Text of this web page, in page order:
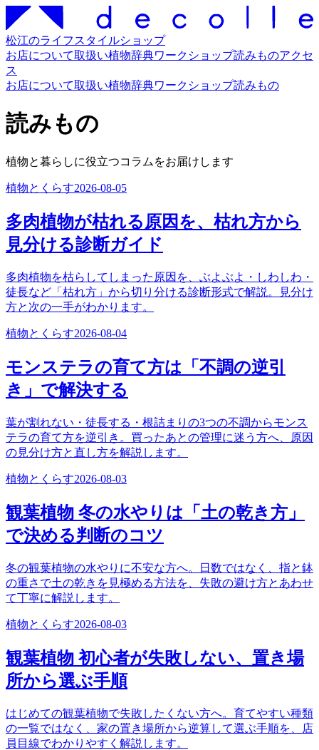
松江のライフスタイルショップ
お店について取扱い植物辞典ワークショップ読みものアクセ
ス
お店について取扱い植物辞典ワークショップ読みもの
読みもの
植物と暮らしに役立つコラムをお届けします
植物とくらす2026-08-05
多肉植物が枯れる原因を、枯れ方から
見分ける診断ガイド
多肉植物を枯らしてしまった原因を、ぶよぶよ・しわしわ・
徒長など「枯れ方」から切り分ける診断形式で解説。見分け
方と次の一手がわかります。
植物とくらす2026-08-04
モンステラの育て方は「不調の逆引
き」で解決する
葉が割れない・徒長する・根詰まりの3つの不調からモンス
テラの育て方を逆引き。買ったあとの管理に迷う方へ、原因
の見分け方と直し方を解説します。
植物とくらす2026-08-03
観葉植物 冬の水やりは「土の乾き方」
で決める判断のコツ
冬の観葉植物の水やりに不安な方へ。日数ではなく、指と鉢
の重さで土の乾きを見極める方法を、失敗の避け方とあわせ
て丁寧に解説します。
植物とくらす2026-08-03
観葉植物 初心者が失敗しない、置き場
所から選ぶ手順
はじめての観葉植物で失敗したくない方へ。育てやすい種類
の一覧ではなく、家の置き場所から逆算して選ぶ手順を、店
員目線でわかりやすく解説します。